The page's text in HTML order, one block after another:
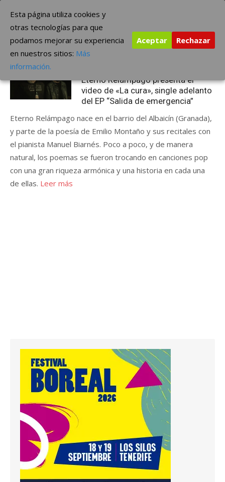
contenido
The Borderline Music
Etiqueta:rock poesia
Eterno Relámpago presenta el
video de «La cura», single adelanto
del EP “Salida de emergencia”
Eterno Relámpago nace en el barrio del Albaicín (Granada),
y parte de la poesía de Emilio Montaño y sus recitales con
el pianista Manuel Biarnés. Poco a poco, y de manera
natural, los poemas se fueron trocando en canciones pop
con una gran riqueza armónica y una historia en cada una
de ellas. Leer más
Esta página utiliza cookies y
otras tecnologías para que
podamos mejorar su experiencia
en nuestros sitios: Más
información.
Aceptar Rechazar